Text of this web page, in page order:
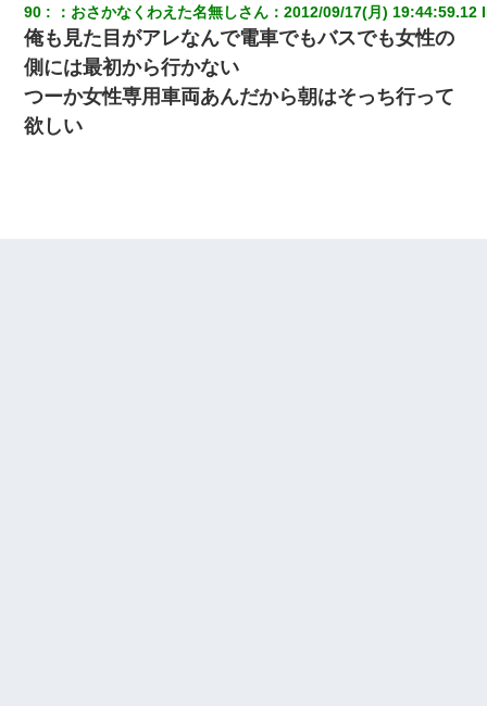
妻と同居し始めたときから、よく妻が「どこかで音漏れしてな
い？音楽聞こえる」と言っていて…
【衝撃】嫁父の会社に勤続１０年、手取り１４万 → 俺「２２万も
らえる会社から誘われた。転職したい」義父「クビ！（激怒」嫁
「離婚！（激怒」
90 ： おさかなくわえた名無しさん ：2012/09/17(月) 19:44:59.12
俺も見た目がアレなんで電車でもバスでも女性の
側には最初から行かない
つーか女性専用車両あんだから朝はそっち行って
欲しい